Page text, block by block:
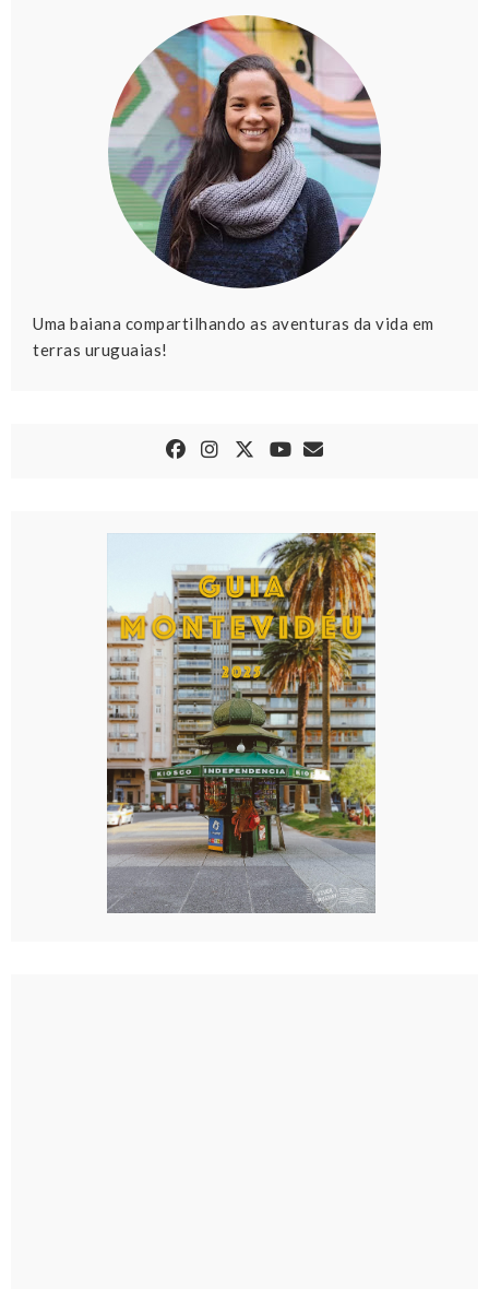
Uma baiana compartilhando as aventuras da vida em
terras uruguaias!